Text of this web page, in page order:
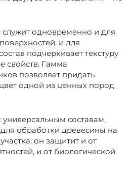
служит одновременно и для
и для
подчеркивает текстуру
свойств. Гамма
позволяет придать
одной из ценных пород
универсальным составам,
обработки древесины на
он защитит и от
и от биологической